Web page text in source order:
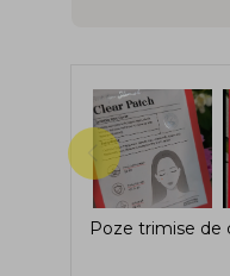
Poze trimise de